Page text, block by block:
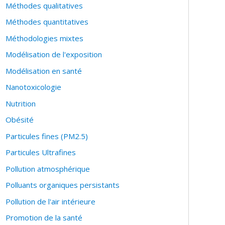
collaborative et transdisciplinaire qui
de notre environnement.
défini comme suit.
contaminants, la nutrition, l'eau et
avec l’eau
niveau international chez des populations
épidémiologie, toxicologie, nutrition, promotion
et anthropologie.
(tel que proposé par l'Organisation
Méthodes qualitatives
Méthodes quantitatives
Méthodologies mixtes
Modélisation de l'exposition
Modélisation en santé
Nanotoxicologie
Nutrition
Obésité
Particules fines (PM2.5)
Particules Ultrafines
Pollution atmosphérique
Polluants organiques persistants
Pollution de l'air intérieure
Promotion de la santé